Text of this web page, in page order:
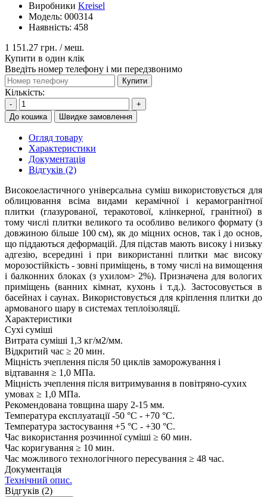
Виробники Kreisel
Модель: 000314
Наявність: 458
1 151.27 грн. / меш.
Купити в один клік
Введіть номер телефону і ми передзвонимо
Купити
Кількість:
-
+
До кошика
Швидке замовлення
Огляд товару
Характеристики
Документація
Відгуків (2)
Високоеластичного універсальна суміш використовується для
облицювання всіма видами керамічної і керамогранітної
плитки (глазурованої, теракотової, клінкерної, гранітної) в
тому числі плитки великого та особливо великого формату (з
довжиною більше 100 см), як до міцних основ, так і до основ,
що піддаються деформацій. Для підстав мають високу і низьку
адгезію, всередині і при використанні плитки має високу
морозостійкість - зовні приміщень, в тому числі на вимощення
і балконних блоках (з ухилом> 2%). Призначена для вологих
приміщень (ванних кімнат, кухонь і т.д.). Застосовується в
басейнах і саунах. Використовується для кріплення плитки до
армованого шару в системах теплоізоляції.
Характеристики
Сухі суміші
Витрата суміші 1,3 кг/м2/мм.
Відкритий час ≥ 20 мин.
Міцність зчеплення після 50 циклів заморожування і
відтавання ≥ 1,0 МПа.
Міцність зчеплення після витримування в повітряно-сухих
умовах ≥ 1,0 МПа.
Рекомендована товщина шару 2-15 мм.
Температура експлуатації -50 °С - +70 °С.
Температура застосування +5 °С - +30 °С.
Час використання розчинної суміші ≥ 60 мин.
Час коригування ≥ 10 мин.
Час можливого технологічного пересування ≥ 48 час.
Документація
Технічний опис.
Відгуків (2)